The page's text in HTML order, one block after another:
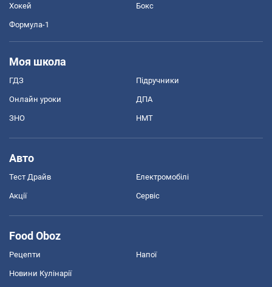
Хокей Бокс
Формула-1
Моя школа
ГДЗ Підручники
Онлайн уроки ДПА
ЗНО НМТ
Авто
Тест Драйв Електромобілі
Акції Сервіс
Food Oboz
Рецепти Напої
Новини Кулінарії